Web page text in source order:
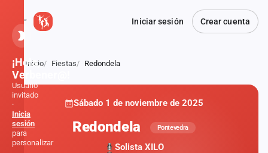
Iniciar sesión Crear cuenta
Atrás
Inicio Fiestas Redondela
Sábado 1 de noviembre de 2025
Redondela Pontevedra
Solista XILO
¡Hola,
Verbener@!
Usuario
invitado
·
Inicia
sesión
para
personalizar